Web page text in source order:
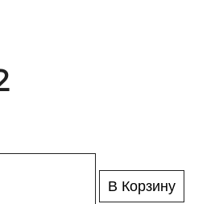
В Корзину